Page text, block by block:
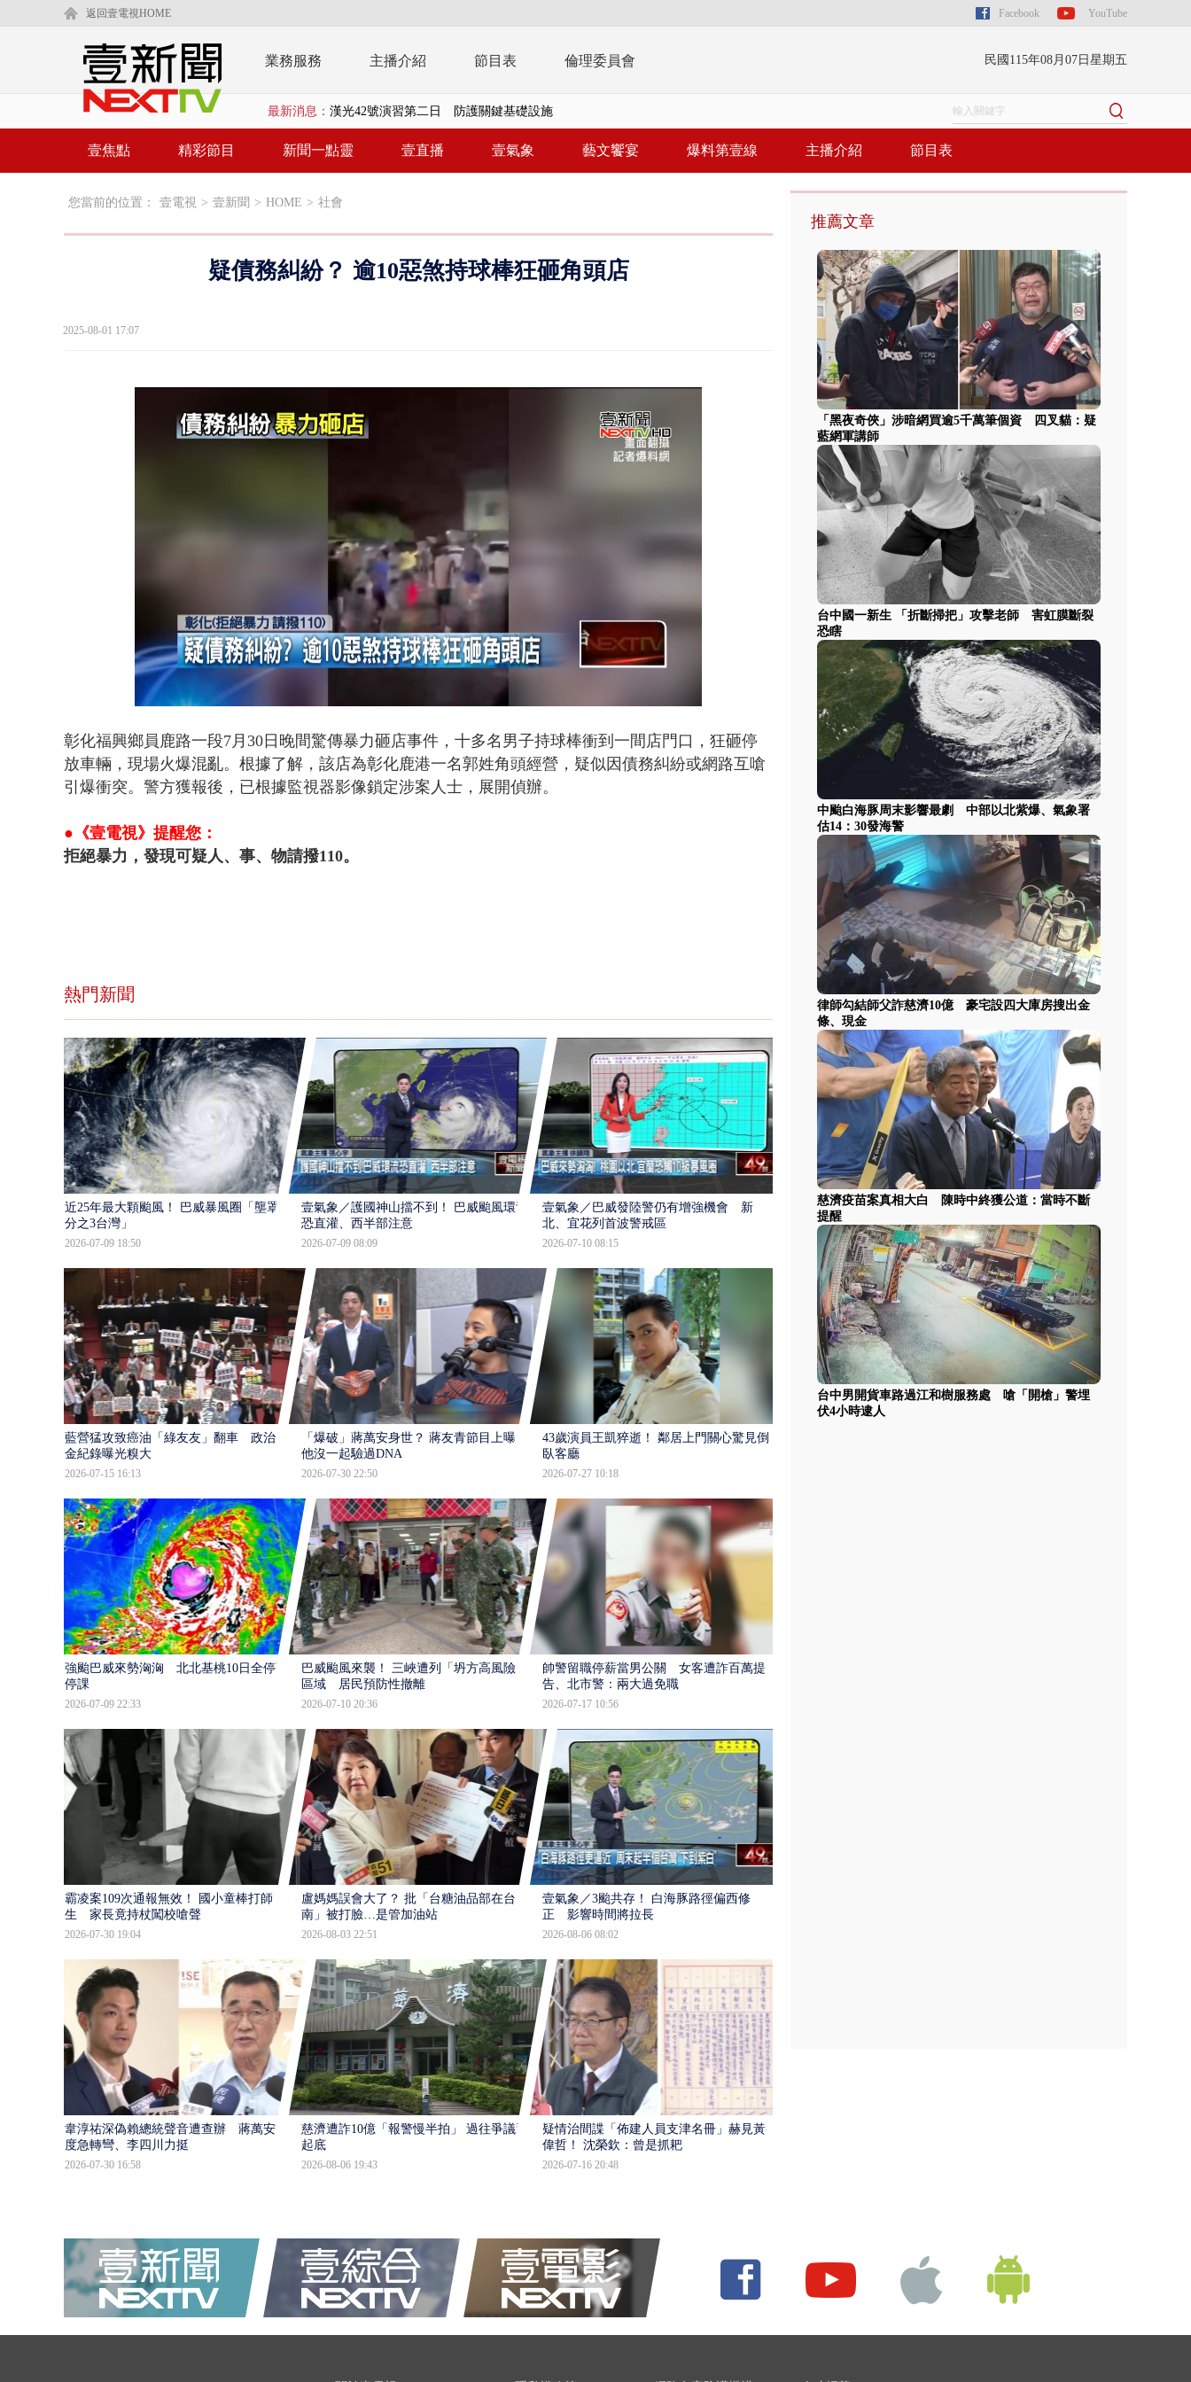
返回壹電視HOME Facebook YouTube
業務服務 主播介紹 節目表 倫理委員會 民國115年08月07日星期五
最新消息： 暗網買5000萬筆個資！ 網軍洩密中共遭起訴...
中颱白海豚周末影響最劇 中部以北紫爆、氣...
漢光42號演習第二日 防護關鍵基礎設施
壹焦點 精彩節目 新聞一點靈 壹直播 壹氣象 藝文饗宴 爆料第壹線 主播介紹 節目表
您當前的位置： 壹電視 > 壹新聞 > HOME > 社會
疑債務糾紛？ 逾10惡煞持球棒狂砸角頭店
2025-08-01 17:07
Unmute
57.81%
彰化福興鄉員鹿路一段7月30日晚間驚傳暴力砸店事件，十多名男子持球棒衝到一間店門口，狂砸停
放車輛，現場火爆混亂。根據了解，該店為彰化鹿港一名郭姓角頭經營，疑似因債務糾紛或網路互嗆
引爆衝突。警方獲報後，已根據監視器影像鎖定涉案人士，展開偵辦。
●《壹電視》提醒您：
拒絕暴力，發現可疑人、事、物請撥110。
熱門新聞
近25年最大顆颱風！ 巴威暴風圈「壟罩4
分之3台灣」
2026-07-09 18:50
壹氣象／護國神山擋不到！ 巴威颱風環流
恐直灌、西半部注意
2026-07-09 08:09
壹氣象／巴威發陸警仍有增強機會 新
北、宜花列首波警戒區
2026-07-10 08:15
藍營猛攻致癌油「綠友友」翻車 政治獻
金紀錄曝光糗大
2026-07-15 16:13
「爆破」蔣萬安身世？ 蔣友青節目上曝：
他沒一起驗過DNA
2026-07-30 22:50
43歲演員王凱猝逝！ 鄰居上門關心驚見倒
臥客廳
2026-07-27 10:18
強颱巴威來勢洶洶 北北基桃10日全停班
停課
2026-07-09 22:33
巴威颱風來襲！ 三峽遭列「坍方高風險」
區域 居民預防性撤離
2026-07-10 20:36
帥警留職停薪當男公關 女客遭詐百萬提
告、北市警：兩大過免職
2026-07-17 10:56
霸凌案109次通報無效！ 國小童棒打師
生 家長竟持杖闖校嗆聲
2026-07-30 19:04
盧媽媽誤會大了？ 批「台糖油品部在台
南」被打臉…是管加油站
2026-08-03 22:51
壹氣象／3颱共存！ 白海豚路徑偏西修
正 影響時間將拉長
2026-08-06 08:02
韋淳祐深偽賴總統聲音遭查辦 蔣萬安態
度急轉彎、李四川力挺
2026-07-30 16:58
慈濟遭詐10億「報警慢半拍」 過往爭議遭
起底
2026-08-06 19:43
疑情治間諜「佈建人員支津名冊」赫見黃
偉哲！ 沈榮欽：曾是抓耙
2026-07-16 20:48
推薦文章
「黑夜奇俠」涉暗網買逾5千萬筆個資 四叉貓：疑
藍網軍講師
台中國一新生 「折斷掃把」攻擊老師 害虹膜斷裂
恐瞎
中颱白海豚周末影響最劇 中部以北紫爆、氣象署
估14：30發海警
律師勾結師父詐慈濟10億 豪宅設四大庫房搜出金
條、現金
慈濟疫苗案真相大白 陳時中終獲公道：當時不斷
提醒
台中男開貨車路過江和樹服務處 嗆「開槍」警埋
伏4小時逮人